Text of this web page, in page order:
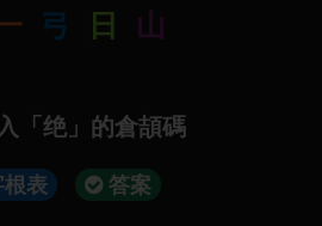
弓 日 山
「绝」的倉頡碼
根表 答案